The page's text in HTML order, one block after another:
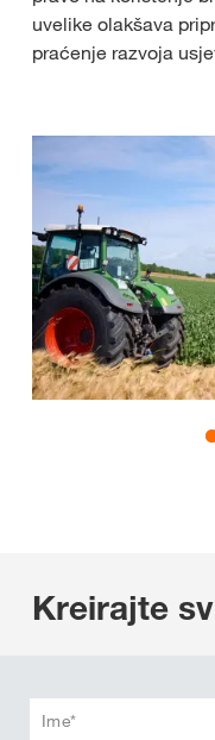
uvelike olakšava
praćenje razvoja
Kreirajte
Ime*